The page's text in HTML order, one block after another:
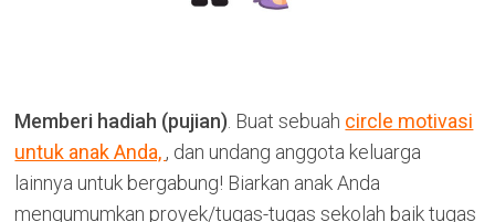
Memberi hadiah (pujian). Buat sebuah circle motivasi
untuk anak Anda,, dan undang anggota keluarga
lainnya untuk bergabung! Biarkan anak Anda
mengumumkan proyek/tugas-tugas sekolah baik tugas